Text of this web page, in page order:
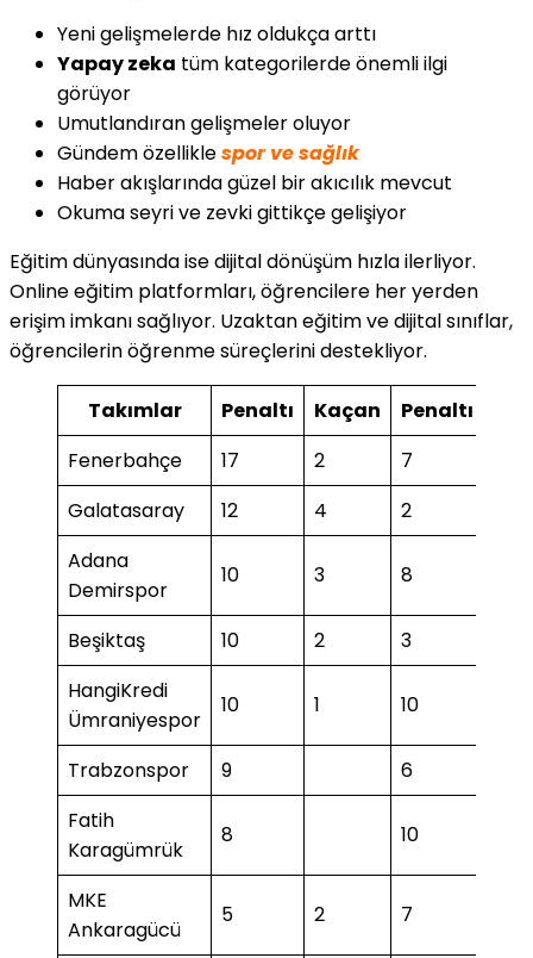
Yeni gelişmelerde hız oldukça arttı
Yapay zeka tüm kategorilerde önemli ilgi
görüyor
Umutlandıran gelişmeler oluyor
Gündem özelliklespor ve sağlık
Haber akışlarında güzel bir akıcılık mevcut
Okuma seyri ve zevki gittikçe gelişiyor
Eğitim dünyasında ise dijital dönüşüm hızla ilerliyor.
Online eğitim platformları, öğrencilere her yerden
erişim imkanı sağlıyor. Uzaktan eğitim ve dijital sınıflar,
öğrencilerin öğrenme süreçlerini destekliyor.
Takımlar Penaltı Kaçan Penaltı
Fenerbahçe
17 2 7
Galatasaray
12 4 2
Adana
Demirspor
10 3 8
Beşiktaş 10 2 3
HangiKredi
Ümraniyespor
10 1 10
Trabzonspor 9
6
Fatih
Karagümrük
8 10
MKE
Ankaragücü
5 2 7